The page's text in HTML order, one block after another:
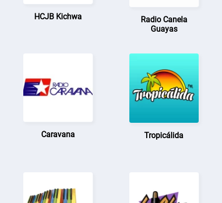
HCJB Kichwa
Radio Canela
Guayas
Caravana Tropicálida